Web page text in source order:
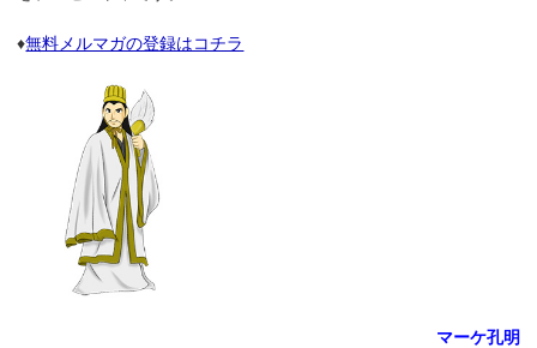
♦無料メルマガの登録はコチラ
マーケ孔明